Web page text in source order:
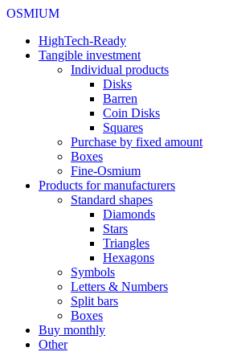
OSMIUM
HighTech-Ready
Tangible investment
Individual products
Disks
Barren
Coin Disks
Squares
Purchase by fixed amount
Boxes
Fine-Osmium
Products for manufacturers
Standard shapes
Diamonds
Stars
Triangles
Hexagons
Symbols
Letters & Numbers
Split bars
Boxes
Buy monthly
Other